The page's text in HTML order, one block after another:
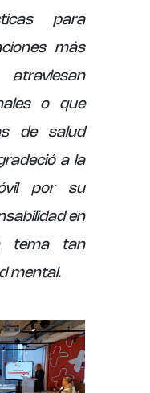
para
más
o que
de salud
a la
por su
en
tema tan
mental.